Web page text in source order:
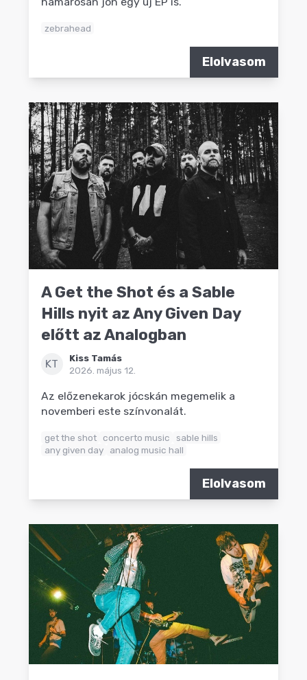
zebrahead
Elolvasom
A Get the Shot és a Sable
Hills nyit az Any Given Day
előtt az Analogban
KT
Kiss Tamás
2026. május 12.
Az előzenekarok jócskán megemelik a
novemberi este színvonalát.
get the shot concerto music
sable hills
any given day
analog music hall
Elolvasom